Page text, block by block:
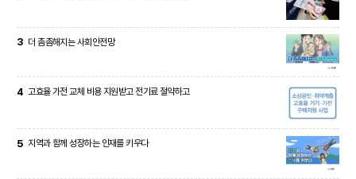
3 더 촘촘해지는 사회안전망
4 고효율 가전 교체 비용 지원받고 전기료 절약하고
5 지역과 함께 성장하는 인재를 키우다